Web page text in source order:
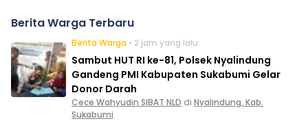
Berita Warga Terbaru
Berita Warga • 2 jam yang lalu
Sambut HUT RI ke-81, Polsek Nyalindung
Gandeng PMI Kabupaten Sukabumi Gelar
Donor Darah
Cece Wahyudin SIBAT NLD di Nyalindung, Kab.
Sukabumi